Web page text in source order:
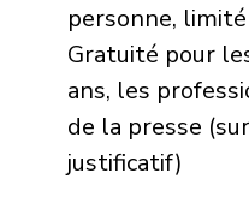
personne,
Gratuité pour
ans, les
de la presse
justificatif)